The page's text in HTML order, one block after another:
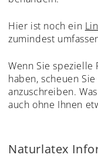
Hier ist noch ein
zumindest
Wenn Sie spezielle
haben, scheuen
anzuschreiben.
auch ohne Ihnen
Naturlatex